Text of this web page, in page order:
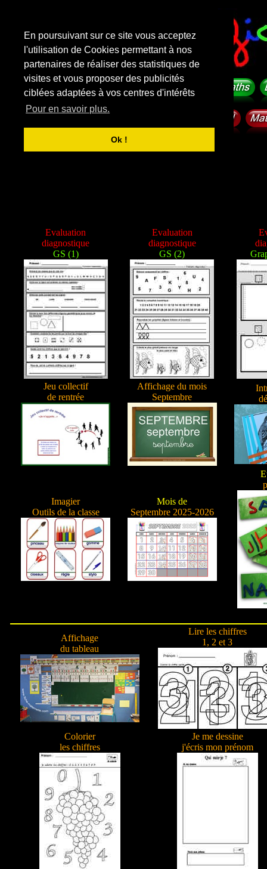
En poursuivant sur ce site vous acceptez
l'utilisation de Cookies permettant à nos
partenaires de réaliser des statistiques de
visites et vous proposer des publicités
ciblées adaptées à vos centres d'intérêts
Pour en savoir plus.
Ok !
ich e
Evaluation
diagnostique
GS (1)
Evaluation
diagnostique
GS (2)
Jeu collectif
de rentrée
Affichage du mois
Septembre
Imagier
Outils de la classe
Mois de
Septembre 2025-2026
Affichage
du tableau
Lire les chiffres
1, 2 et 3
Colorier
les chiffres
Je me dessine
j'écris mon prénom